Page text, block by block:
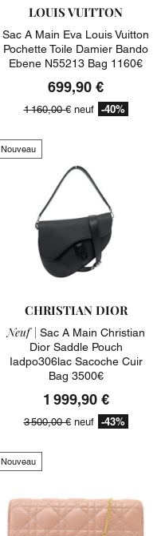
LOUIS VUITTON
Sac A Main Eva Louis Vuitton
Pochette Toile Damier Bando
Ebene N55213 Bag 1160€
699,90 €
1 160,00 €neuf -40%
Nouveau
CHRISTIAN DIOR
Neuf | Sac A Main Christian
Dior Saddle Pouch
Iadpo306lac Sacoche Cuir
Bag 3500€
1 999,90 €
3 500,00 €neuf -43%
Nouveau